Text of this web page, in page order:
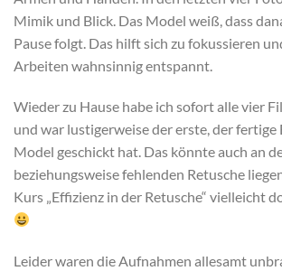
Mimik und Blick. Das Model weiß, dass
Pause folgt. Das hilft sich zu fokussieren
Arbeiten wahnsinnig entspannt.
Wieder zu Hause habe ich sofort alle vier
und war lustigerweise der erste, der fertige
Model geschickt hat. Das könnte auch an
beziehungsweise fehlenden Retusche
Kurs „Effizienz in der Retusche“ vielleicht
Leider waren die Aufnahmen allesamt